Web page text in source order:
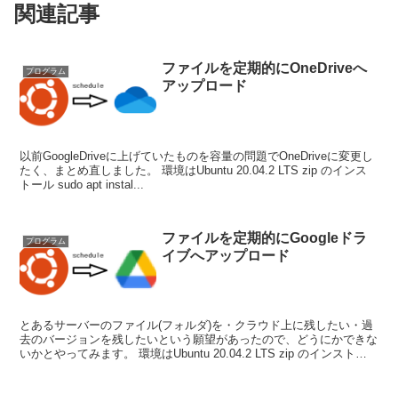
関連記事
プログラム
ファイルを定期的にOneDriveへ
アップロード
以前GoogleDriveに上げていたものを容量の問題でOneDriveに変更し
たく、まとめ直しました。 環境はUbuntu 20.04.2 LTS zip のインス
トール sudo apt instal...
プログラム
ファイルを定期的にGoogleドラ
イブへアップロード
とあるサーバーのファイル(フォルダ)を・クラウド上に残したい・過
去のバージョンを残したいという願望があったので、どうにかできな
いかとやってみます。 環境はUbuntu 20.04.2 LTS zip のインストー